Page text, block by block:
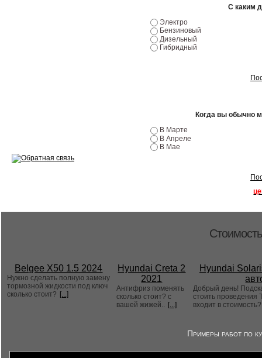
С каким
Электро
Бензиновый
Дизельный
Гибридный
Когда вы обычно
В Марте
В Апреле
В Мае
Belgee X50 1.5 2024
Нужно сделать полную замену
тормозной жидкости под ключ
сколько стоит? [...]
Hyundai Creta 2
2021
Антифриз поменять
сколько стоит? с
вашей жижей.. [...]
Hyundai
Добрый день!
стоить проведения
входит в
Примеры работ по